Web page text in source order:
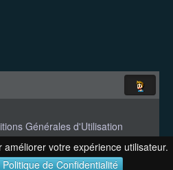
votre expérience utilisateur.
Politique de Confidentialité
Générales d'Utilisation
Contact
Version 1.27